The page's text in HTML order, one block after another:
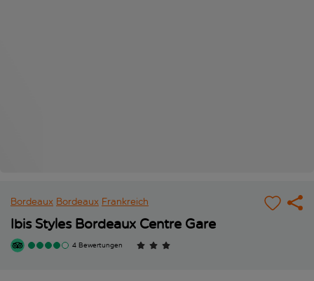
Bordeaux Bordeaux Frankreich
Ibis Styles Bordeaux Centre Gare
4 Bewertungen